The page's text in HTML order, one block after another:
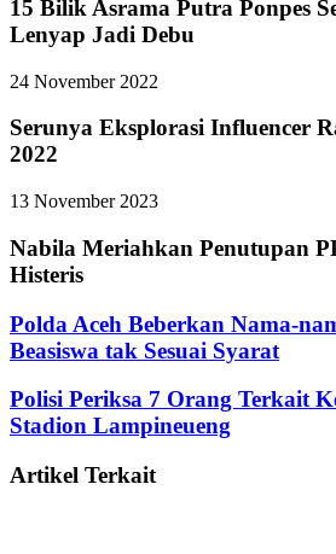
15 Bilik Asrama Putra Ponpes
Lenyap Jadi Debu
24 November 2022
Serunya Eksplorasi Influencer
2022
13 November 2023
Nabila Meriahkan Penutupan
Histeris
Polda Aceh Beberkan Nama-
Beasiswa tak Sesuai Syarat
Polisi Periksa 7 Orang Terkait
Stadion Lampineueng
Artikel Terkait